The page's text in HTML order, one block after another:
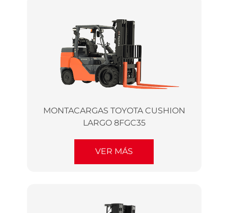
MONTACARGAS TOYOTA CUSHION
LARGO 8FGC35
VER MÁS